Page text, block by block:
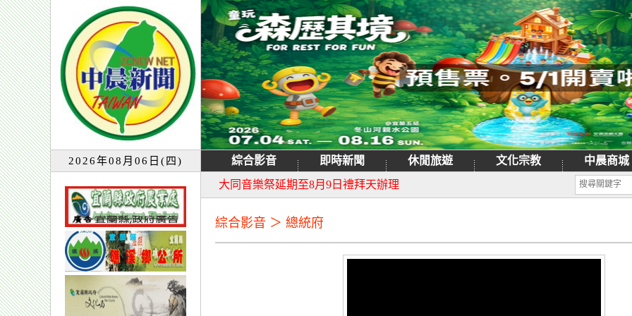
2026年08月06日(四) 綜合影音 即時新聞 休閒旅遊 文化宗教 中晨商城
宜蘭童玩節7月13日重新開園
大同音樂祭延期至8月9日禮拜天辦理
綜合影音 ＞ 總統府